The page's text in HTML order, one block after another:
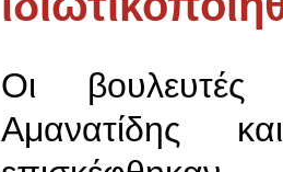
Οι
Αμανατίδης